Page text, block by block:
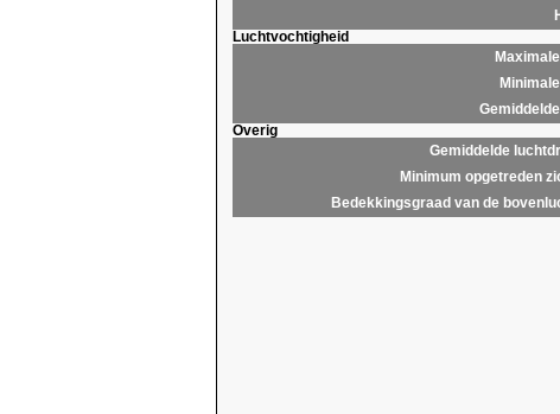
Luchtvochtigheid
Overig
Gemiddelde
Minimum opgetreden
Bedekkingsgraad van de